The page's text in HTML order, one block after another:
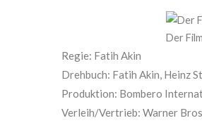
Der
Regie: Fatih Akin
Drehbuch: Fatih Akin, Heinz
Produktion: Bombero
Verleih/Vertrieb: Warner